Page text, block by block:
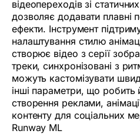
відеопереходів зі
дозволяє додавати плавні
ефекти. Інструмент
налаштування стилю
створює відео з серії
треки, синхронізовані з
можуть кастомізувати
інші параметри, що
створення реклами,
контенту для соціальних
Runway ML